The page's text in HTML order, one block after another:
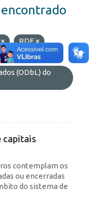
RDE
(ODbL) do
capitais
contemplam os
ou encerradas
do sistema de